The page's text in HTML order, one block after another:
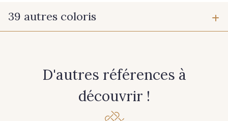
39 autres coloris
D'autres références à
découvrir !